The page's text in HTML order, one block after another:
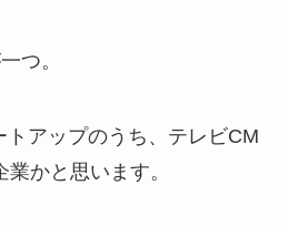
つ。
アップのうち、テレビCM
かと思います。